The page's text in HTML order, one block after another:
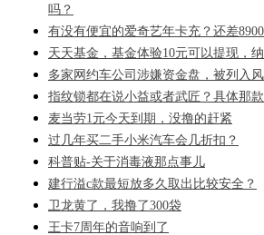
吗？
有没有便宜的爱奇艺年卡充？还差8900
天天基金，基金体验10元可以提现，
多家网约车公司涉嫌资金盘，被列入
指纹锁都在说小益或者武匠？具体那
麦当劳1元今天到期，没撸的赶紧
过几年买二手小米汽车会几折扣？
科普贴-关于消毒液那点事儿
建行溢c款最短放多久取出比较安全？
卫龙黄了，我撸了300袋
王卡7周年的音响到了